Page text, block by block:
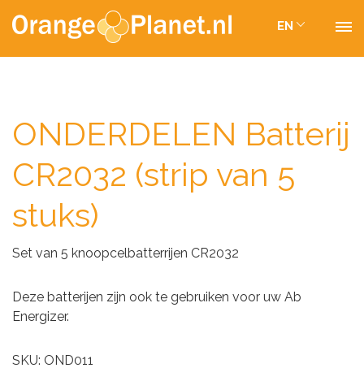
EN
ONDERDELEN Batterij
CR2032 (strip van 5
stuks)
Set van 5 knoopcelbatterrijen CR2032
Deze batterijen zijn ook te gebruiken voor uw Ab
Energizer.
SKU: OND011